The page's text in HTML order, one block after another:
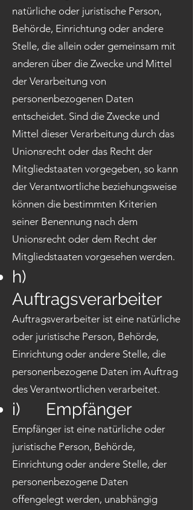
natürliche oder juristische Person,
Behörde, Einrichtung oder andere
Stelle, die allein oder gemeinsam mit
anderen über die Zwecke und Mittel
der Verarbeitung von
personenbezogenen Daten
entscheidet. Sind die Zwecke und
Mittel dieser Verarbeitung durch das
Unionsrecht oder das Recht der
Mitgliedstaaten vorgegeben, so kann
der Verantwortliche beziehungsweise
können die bestimmten Kriterien
seiner Benennung nach dem
Unionsrecht oder dem Recht der
Mitgliedstaaten vorgesehen werden.
h)
Auftragsverarbeiter
Auftragsverarbeiter ist eine natürliche
oder juristische Person, Behörde,
Einrichtung oder andere Stelle, die
personenbezogene Daten im Auftrag
des Verantwortlichen verarbeitet.
i) Empfänger
Empfänger ist eine natürliche oder
juristische Person, Behörde,
Einrichtung oder andere Stelle, der
personenbezogene Daten
offengelegt werden, unabhängig